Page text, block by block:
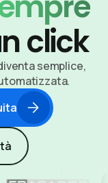
click
semplice,